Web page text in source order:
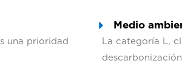
una prioridad
Medio
La categoría L,